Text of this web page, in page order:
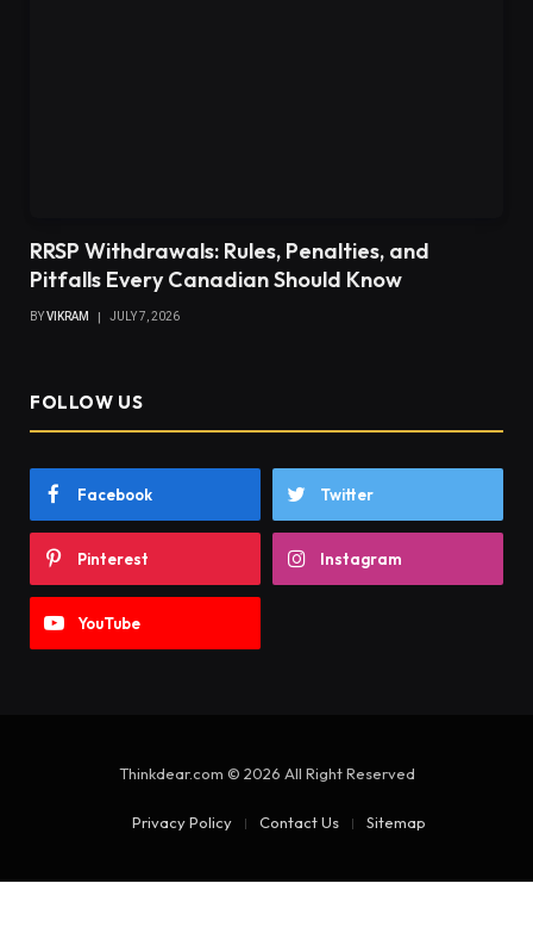
RRSP Withdrawals: Rules, Penalties, and
Pitfalls Every Canadian Should Know
BYVIKRAM JULY 7, 2026
FOLLOW US
Facebook Twitter
Pinterest Instagram
YouTube
Thinkdear.com © 2026 All Right Reserved
Privacy Policy Contact Us Sitemap